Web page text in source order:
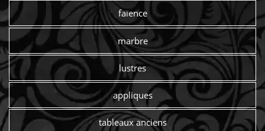
faïence
marbre
lustres
appliques
tableaux anciens